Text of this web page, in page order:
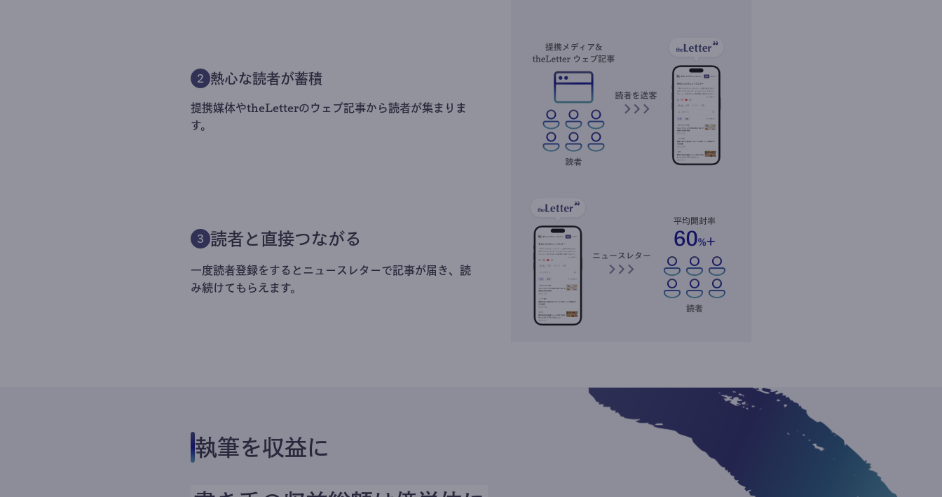
2 熱心な読者が蓄積
提携媒体やtheLetterのウェブ記事から読者が集まりま
す。
3 読者と直接つながる
一度読者登録をするとニュースレターで記事が届き、読
み続けてもらえます。
執筆を収益に